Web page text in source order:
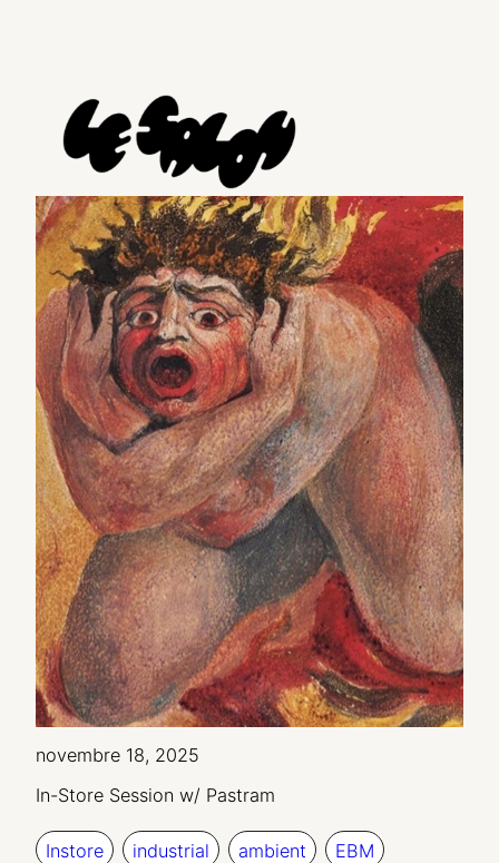
novembre 18, 2025
In-Store Session w/ Pastram
Instore industrial ambient EBM